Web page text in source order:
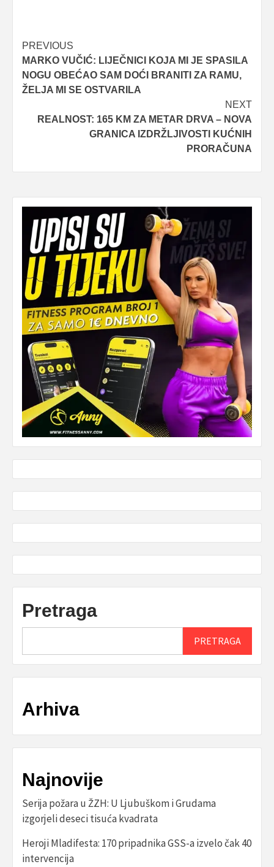
Post
navigation
PREVIOUS
MARKO VUČIĆ: LIJEČNICI KOJA MI JE SPASILA
NOGU OBEĆAO SAM DOĆI BRANITI ZA RAMU,
ŽELJA MI SE OSTVARILA
NEXT
REALNOST: 165 KM ZA METAR DRVA – NOVA
GRANICA IZDRŽLJIVOSTI KUĆNIH
PRORAČUNA
Pretraga
PRETRAGA
Arhiva
Najnovije
Serija požara u ŽZH: U Ljubuškom i Grudama
izgorjeli deseci tisuća kvadrata
Heroji Mladifesta: 170 pripadnika GSS-a izvelo čak 40
intervencija